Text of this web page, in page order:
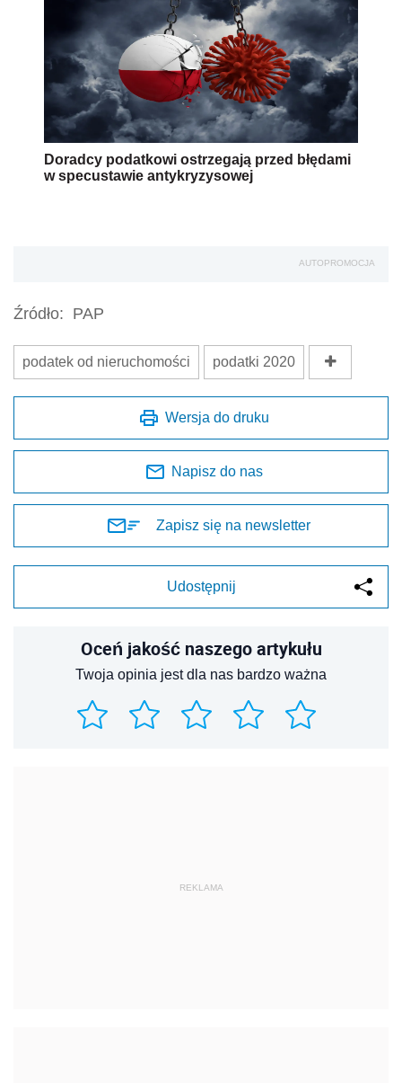
Doradcy podatkowi ostrzegają przed błędami
w specustawie antykryzysowej
AUTOPROMOCJA
Źródło: PAP
podatek od nieruchomości podatki 2020
Wersja do druku
Napisz do nas
Zapisz się na newsletter
Udostępnij
Oceń jakość naszego artykułu
Twoja opinia jest dla nas bardzo ważna
REKLAMA